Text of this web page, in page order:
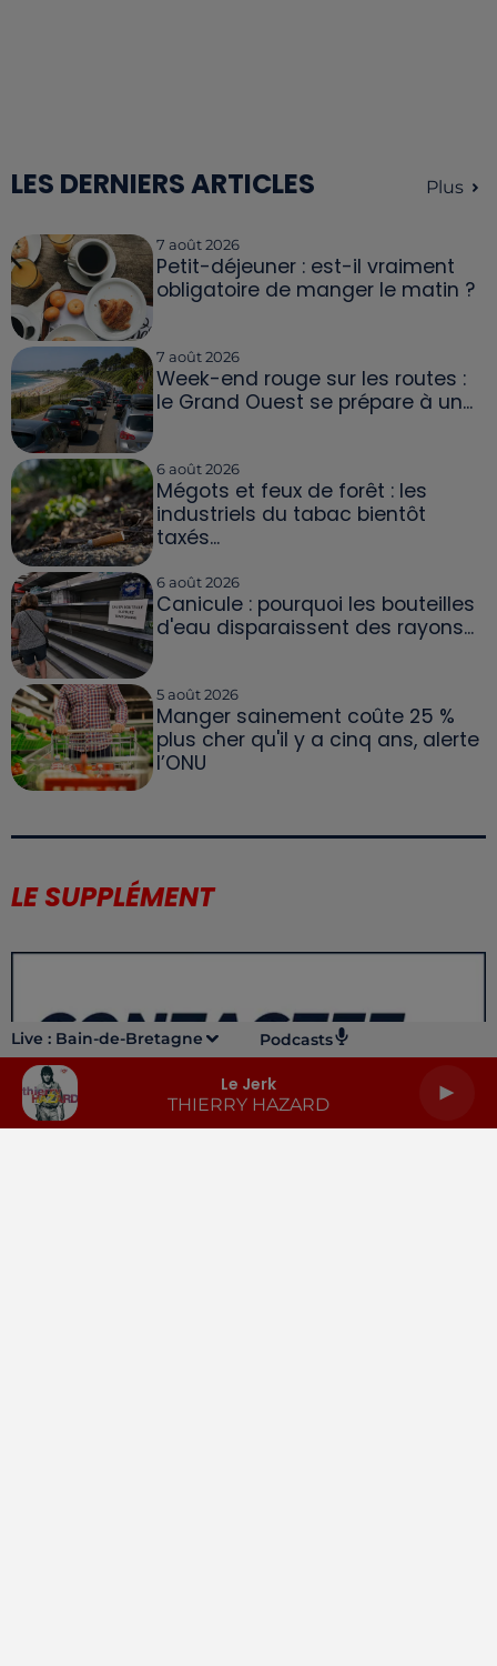
Live : Bain-de-Bretagne Podcasts
Le Jerk
THIERRY HAZARD
LES DERNIERS ARTICLES Plus
7 août 2026
Petit-déjeuner : est-il vraiment
obligatoire de manger le matin ?
7 août 2026
Week-end rouge sur les routes :
le Grand Ouest se prépare à un...
6 août 2026
Mégots et feux de forêt : les
industriels du tabac bientôt
taxés...
6 août 2026
Canicule : pourquoi les bouteilles
d'eau disparaissent des rayons...
5 août 2026
Manger sainement coûte 25 %
plus cher qu'il y a cinq ans, alerte
l’ONU
LE SUPPLÉMENT